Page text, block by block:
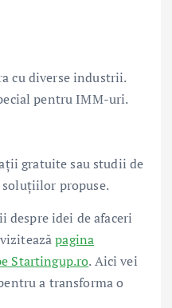
cu diverse industrii.
pentru IMM-uri.
gratuite sau studii de
soluțiilor propuse.
idei de afaceri
pagina
Startingup.ro. Aici vei
a transforma o